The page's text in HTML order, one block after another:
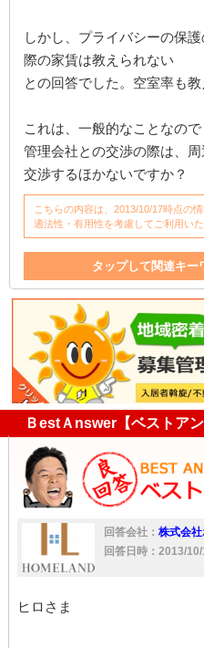
しかし、プライバシーの保
際の家賃は教えられない
との回答でした。空室率も
これは、一般的なことなので
管理会社との交渉の際は、周
交渉するほかないですか？
こちらの内容は、2013/10/17時点の
適法性・有用性を考慮してご利用い
タップして関連キー
管理 サブリース 入居者
オーナー
リース 相場
ＢestＡnswer【ベストアン
回答会社： 株式会
回答日時：2013/10/
ヒロさま